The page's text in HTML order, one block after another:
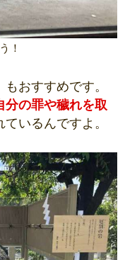
！
おすすめです。
分の罪や穢れを取
ているんですよ。